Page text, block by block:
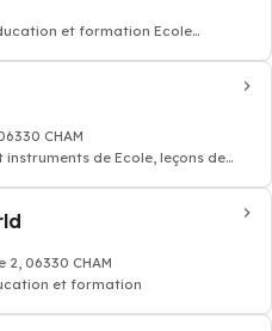
et formation Ecole
CHAM
instruments de Ecole, leçons de
06330 CHAM
et formation